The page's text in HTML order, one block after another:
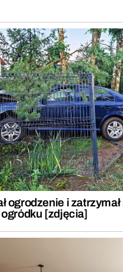
ogrodzenie i zatrzymał
[zdjęcia]